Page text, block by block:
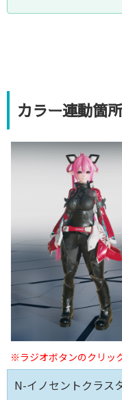
カラー連動箇
※ラジオボタンのクリッ
N-イノセントクラス